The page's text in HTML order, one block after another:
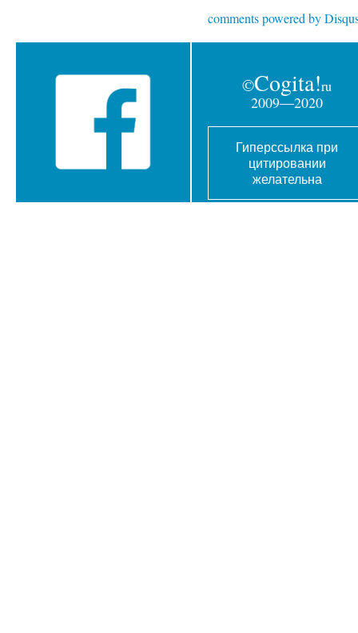
comments powered by
©Cogita!ru
2009—2020
Гиперссылка при
цитировании
желательна